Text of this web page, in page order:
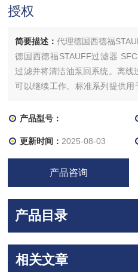
授权
简要描述：代理德国西德福
德国西德福STAUFF过滤器
过滤并将清洁油泵回系统。离
可以继续工作。标准系列提供
装置而设计，有单长或双长配置
产品型号：
更新时间： 2025-08-03
产品咨询
产品目录
相关文章